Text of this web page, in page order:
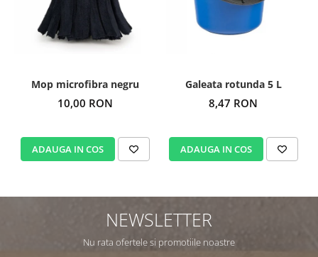
Mop microfibra negru
10,00 RON
ADAUGA IN COS
Galeata rotunda 5 L
8,47 RON
ADAUGA IN COS
NEWSLETTER
Nu rata ofertele si promotiile noastre